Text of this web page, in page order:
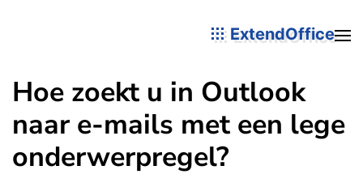
ExtendOffice
Hoe zoekt u in Outlook
naar e-mails met een lege
onderwerpregel?